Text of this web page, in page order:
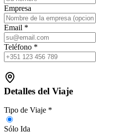
Empresa
Email *
Teléfono *
Detalles del Viaje
Tipo de Viaje *
Sólo Ida